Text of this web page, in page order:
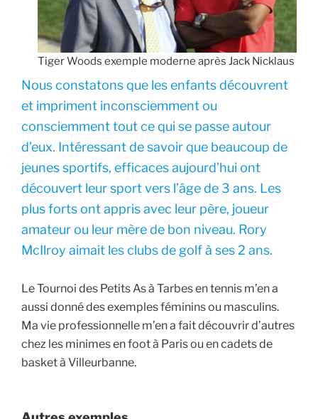
Tiger Woods exemple moderne après Jack Nicklaus
Nous constatons que les enfants découvrent
et impriment inconsciemment ou
consciemment tout ce qui se passe autour
d’eux. Intéressant de savoir que beaucoup de
jeunes sportifs, efficaces aujourd’hui ont
découvert leur sport vers l’âge de 3 ans. Les
plus forts ont appris avec leur père, joueur
amateur ou leur mère de bon niveau. Rory
McIlroy aimait les clubs de golf à ses 2 ans.
Le Tournoi des Petits As à Tarbes en tennis m’en a
aussi donné des exemples féminins ou masculins.
Ma vie professionnelle m’en a fait découvrir d’autres
chez les minimes en foot à Paris ou en cadets de
basket à Villeurbanne.